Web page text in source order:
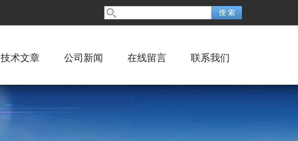
技术文章 公司新闻 在线留言 联系我们